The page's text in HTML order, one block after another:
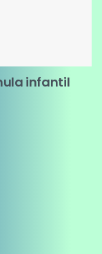
infantil